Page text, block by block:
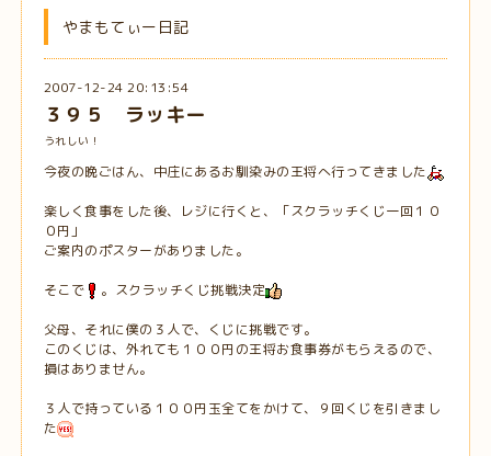
やまもてぃー日記
2007-12-24 20:13:54
３９５ ラッキー
うれしい！
今夜の晩ごはん、中庄にあるお馴染みの王将へ行ってきました
楽しく食事をした後、レジに行くと、「スクラッチくじ一回１０
０円」
ご案内のポスターがありました。
そこで 。スクラッチくじ挑戦決定
父母、それに僕の３人で、くじに挑戦です。
このくじは、外れても１００円の王将お食事券がもらえるので、
損はありません。
３人で持っている１００円玉全てをかけて、９回くじを引きまし
た